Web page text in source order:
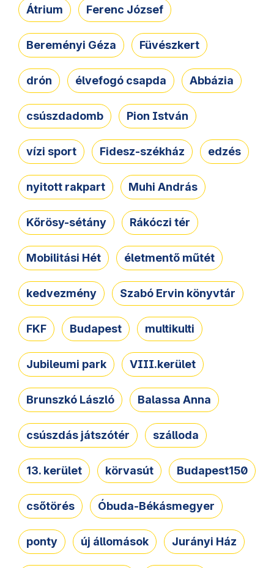
Átrium Ferenc József
Bereményi Géza Füvészkert
drón élvefogó csapda Abbázia
csúszdadomb Pion István
vízi sport Fidesz-székház edzés
nyitott rakpart Muhi András
Kőrösy-sétány Rákóczi tér
Mobilitási Hét életmentő műtét
kedvezmény Szabó Ervin könyvtár
FKF Budapest multikulti
Jubileumi park VIII.kerület
Brunszkó László Balassa Anna
csúszdás játszótér szálloda
13. kerület körvasút Budapest150
csőtörés Óbuda-Békásmegyer
ponty új állomások Jurányi Ház